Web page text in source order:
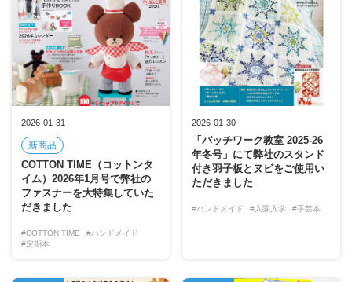
2026-01-31
新商品
COTTON TIME（コットンタ
イム）2026年1月号で弊社の
ファスナーを大特集していた
だきました
#COTTON TIME
#ハンドメイド
#定期本
2026-01-30
「パッチワーク教室 2025-26
年冬号」にて弊社のスタンド
付き羽子板とヌビをご使用い
ただきました
#ハンドメイド #入園入学 #手芸本